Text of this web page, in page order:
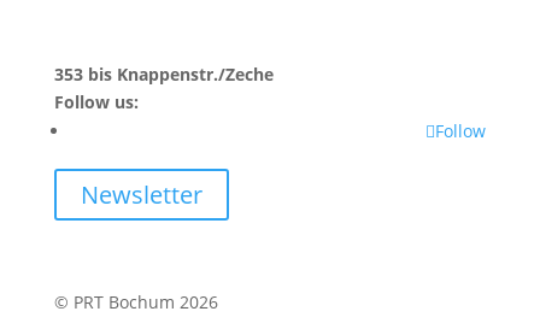
353 bis Knappenstr./Zeche
Follow us:
Follow
Newsletter
© PRT Bochum 2026